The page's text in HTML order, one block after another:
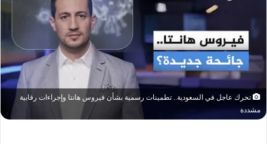
تحرك عاجل في السعودية.. تطمينات رسمية بشأن فيروس هانتا وإجراءات رقابية
مشددة